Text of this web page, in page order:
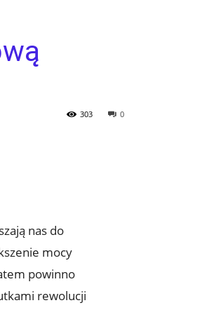
0
303
nas do
mocy
powinno
rewolucji